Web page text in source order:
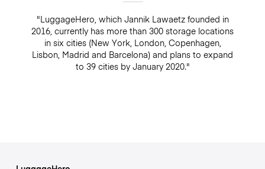
"LuggageHero, which Jannik Lawaetz founded in
2016, currently has more than 300 storage locations
in six cities (New York, London, Copenhagen,
Lisbon, Madrid and Barcelona) and plans to expand
to 39 cities by January 2020."